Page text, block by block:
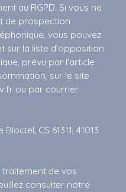
au RGPD. Si vous ne
de prospection
vous pouvez
sur la liste d'opposition
prévu par l'article
sur le site
ou par courrier
CS 61311, 41013
traitement de vos
consulter notre